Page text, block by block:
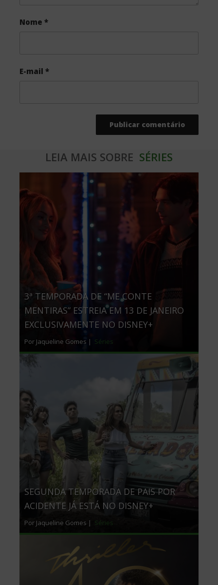
Nome *
E-mail *
LEIA MAIS SOBRE SÉRIES
3ª TEMPORADA DE “ME CONTE
MENTIRAS” ESTREIA EM 13 DE JANEIRO
EXCLUSIVAMENTE NO DISNEY+
Por Jaqueline Gomes | Séries
SEGUNDA TEMPORADA DE PAIS POR
ACIDENTE JÁ ESTÁ NO DISNEY+
Por Jaqueline Gomes | Séries